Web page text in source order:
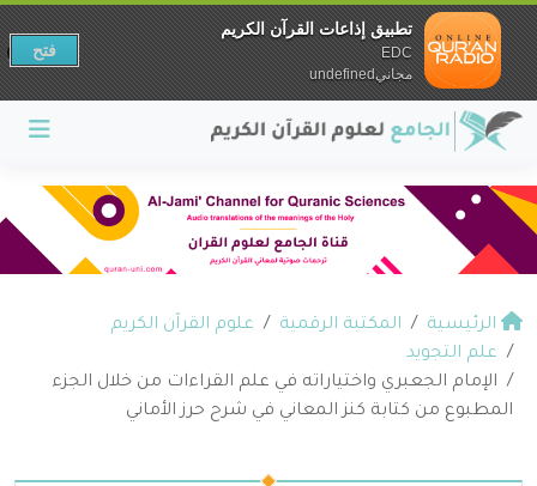
الرئيسية المكتبة الرقمية
علوم القرآن الكريم
علم التجويد
الإمام الجعبري واختياراته في علم القراءات من خلال الجزء
المطبوع من كتابة كنز المعاني في شرح حرز الأماني
تطبيق إذاعات القرآن الكريم
EDC
مجانيundefined
فتح